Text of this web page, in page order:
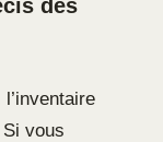
des
vous